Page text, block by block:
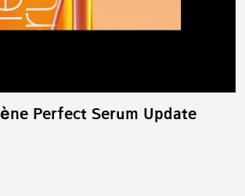
Perfect Serum Update